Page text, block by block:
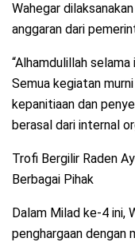
Wahegar
anggaran dari
“Alhamdulillah
Semua kegiatan
kepanitiaan dan
berasal dari internal
Trofi Bergilir Raden
Berbagai Pihak
Dalam Milad ke-4 ini,
penghargaan dengan